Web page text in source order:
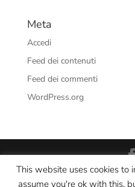
Meta
Accedi
Feed dei contenuti
Feed dei commenti
WordPress.org
Interno Yoga Srl Società
This website uses cookies to
assume you're ok with this,